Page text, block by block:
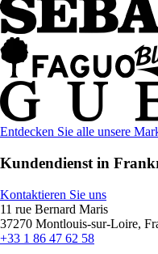
Entdecken Sie alle unsere
Kundendienst in
Kontaktieren Sie uns
11 rue Bernard Maris
37270 Montlouis-sur-Loire,
+33 1 86 47 62 58